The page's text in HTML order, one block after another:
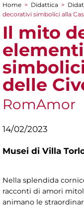
Tu sei qui
Home > Didattica >
decorativi simbolici alla
Il mito
delle
RomAmor
14/02/2023
Musei di Villa
Nella splendida
racconti di amori
animano le